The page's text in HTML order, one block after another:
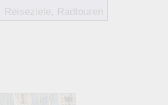
Reiseziele, Radtouren